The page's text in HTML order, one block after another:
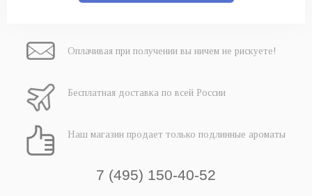
Оплачивая при получении вы ничем не рискуете!
Бесплатная доставка по всей России
Наш магазин продает только подлинные ароматы
7 (495) 150-40-52